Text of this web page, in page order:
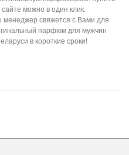
можно в один клик.
свяжется с Вами для
парфюм для мужчин
в короткие сроки!